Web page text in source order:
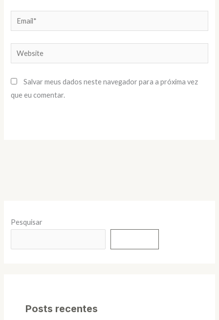
Email*
Website
Salvar meus dados neste navegador para a próxima vez
que eu comentar.
Pesquisar
Posts recentes